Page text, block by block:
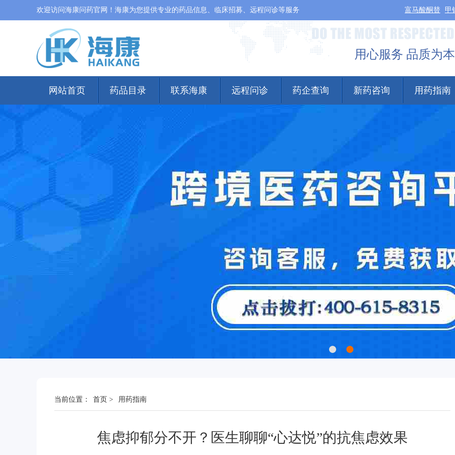
欢迎访问海康问药官网！海康为您提供专业的药品信息、临床招募、远程问诊等服务 富马酸酮替 甲
用心服务 品质为本
网站首页 药品目录 联系海康 远程问诊 药企查询 新药咨询 用药指南
当前位置： 首页 > 用药指南
焦虑抑郁分不开？医生聊聊“心达悦”的抗焦虑效果